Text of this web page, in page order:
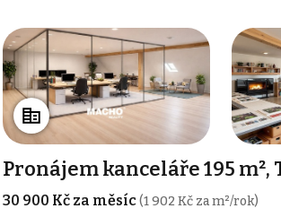
Pronájem kanceláře 195 m²,
30 900 Kč za měsíc(1 902 Kč za m²/rok)